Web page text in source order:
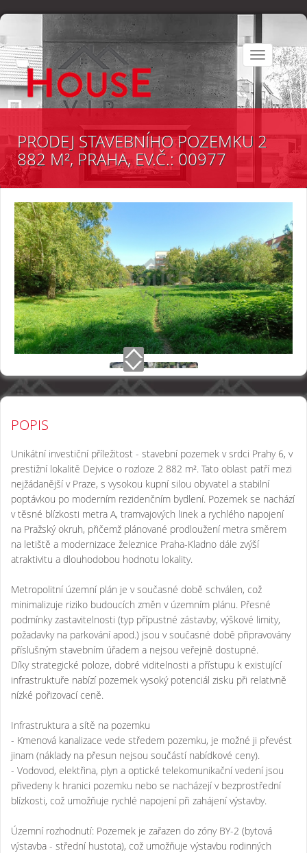
Toggle
navigation
PRODEJ STAVEBNÍHO POZEMKU 2
882 M², PRAHA, EV.Č.: 00977
POPIS
Unikátní investiční příležitost - stavební pozemek v srdci Prahy 6, v
prestižní lokalitě Dejvice o rozloze 2 882 m². Tato oblast patří mezi
nejžádanější v Praze, s vysokou kupní silou obyvatel a stabilní
poptávkou po moderním rezidenčním bydlení. Pozemek se nachází
v těsné blízkosti metra A, tramvajových linek a rychlého napojení
na Pražský okruh, přičemž plánované prodloužení metra směrem
na letiště a modernizace železnice Praha-Kladno dále zvýší
atraktivitu a dlouhodobou hodnotu lokality.
Metropolitní územní plán je v současné době schválen, což
minimalizuje riziko budoucích změn v územním plánu. Přesné
podmínky zastavitelnosti (typ přípustné zástavby, výškové limity,
požadavky na parkování apod.) jsou v současné době připravovány
příslušným stavebním úřadem a nejsou veřejně dostupné.
Díky strategické poloze, dobré viditelnosti a přístupu k existující
infrastruktuře nabízí pozemek vysoký potenciál zisku při relativně
nízké pořizovací ceně.
Infrastruktura a sítě na pozemku
- Kmenová kanalizace vede středem pozemku, je možné ji převést
jinam (náklady na přesun nejsou součástí nabídkové ceny).
- Vodovod, elektřina, plyn a optické telekomunikační vedení jsou
přivedeny k hranici pozemku nebo se nacházejí v bezprostřední
blízkosti, což umožňuje rychlé napojení při zahájení výstavby.
Územní rozhodnutí: Pozemek je zařazen do zóny BY-2 (bytová
výstavba - střední hustota), což umožňuje výstavbu rodinných